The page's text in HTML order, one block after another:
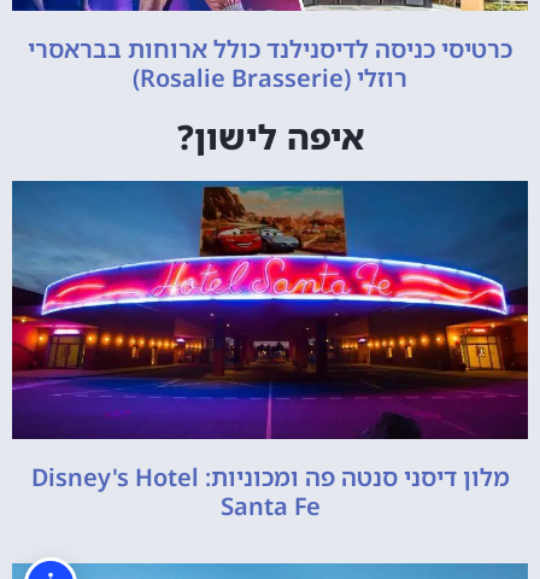
כרטיסי כניסה לדיסנילנד כולל ארוחות בבראסרי
רוזלי (Rosalie Brasserie)
איפה לישון?
מלון דיסני סנטה פה ומכוניות: Disney's Hotel
Santa Fe